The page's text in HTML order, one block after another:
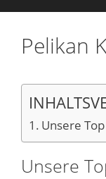
Pelikan
Unsere
Unsere